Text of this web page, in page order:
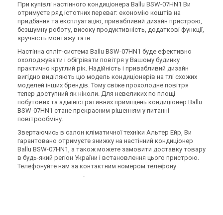
При купівлі настінного кондиціонера Ballu BSW-07HN1 Ви
отримуєте ряд істотних переваг: економію коштів на
придбання та експлуатацію, привабливий дизайн пристрою,
безшумну роботу, високу продуктивність, додаткові функції,
зручність монтажу та ін.
Настінна спліт-система Ballu BSW-07HN1 буде ефективно
охолоджувати і обігрівати повітря у Вашому будинку
практично круглий рік. Надійність і привабливий дизайн
вигідно виділяють цю модель кондиціонерів на тлі схожих
моделей інших брендів. Тому свіже прохолодне повітря
тепер доступний як ніколи. Для невеликих по площі
побутових та адміністративних приміщень кондиціонер Ballu
BSW-07HN1 стане прекрасним рішенням у питанні
повітрообміну.
Звертаючись в салон кліматичної техніки Альтер Ейр, Ви
гарантовано отримуєте знижку на настінний кондиціонер
Ballu BSW-07HN1, а також можете замовити доставку товару
в будь-який регіон України і встановлення цього пристрою.
Телефонуйте нам за контактним номером телефону
.